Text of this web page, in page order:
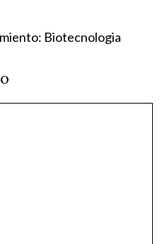
Biotecnologia